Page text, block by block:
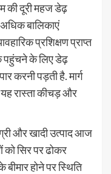
की दूरी महज डेढ़
बालिकाएं
प्रशिक्षण प्राप्त
पहुंचने के लिए डेढ़
करनी पड़ती है. मार्ग
रास्ता कीचड़ और
और खादी उत्पाद आज
को सिर पर ढोकर
होने पर स्थिति